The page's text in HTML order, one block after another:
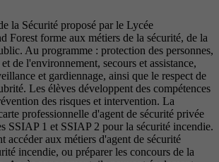
la Sécurité proposé par le Lycée
Forest forme aux métiers de la sécurité, de la
Au programme : protection des personnes,
de l'environnement, secours et assistance,
et gardiennage, ainsi que le respect de
Les élèves développent des compétences
des risques et intervention. La
professionnelle d'agent de sécurité privée
SSIAP 1 et SSIAP 2 pour la sécurité incendie.
accéder aux métiers d'agent de sécurité
incendie, ou préparer les concours de la